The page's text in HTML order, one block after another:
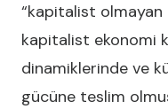
“kapitalist olmayan
kapitalist ekonomi
dinamiklerinde ve
gücüne teslim